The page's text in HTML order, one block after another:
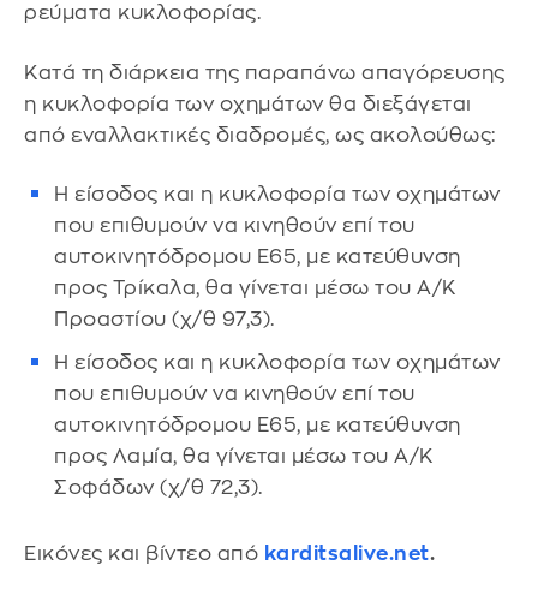
ρεύματα κυκλοφορίας.
Κατά τη διάρκεια της παραπάνω απαγόρευσης
η κυκλοφορία των οχημάτων θα διεξάγεται
από εναλλακτικές διαδρομές, ως ακολούθως:
Η είσοδος και η κυκλοφορία των οχημάτων
που επιθυμούν να κινηθούν επί του
αυτοκινητόδρομου Ε65, με κατεύθυνση
προς Τρίκαλα, θα γίνεται μέσω του Α/Κ
Προαστίου (χ/θ 97,3).
Η είσοδος και η κυκλοφορία των οχημάτων
που επιθυμούν να κινηθούν επί του
αυτοκινητόδρομου Ε65, με κατεύθυνση
προς Λαμία, θα γίνεται μέσω του Α/Κ
Σοφάδων (χ/θ 72,3).
Εικόνες και βίντεο από karditsalive.net.